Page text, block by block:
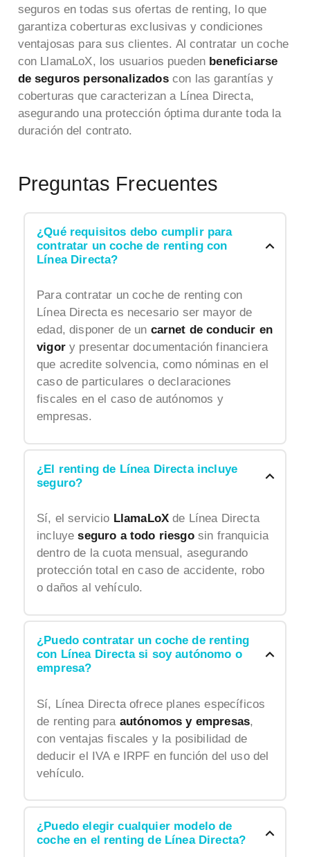
seguros en todas sus ofertas de renting, lo que
garantiza coberturas exclusivas y condiciones
ventajosas para sus clientes. Al contratar un coche
con LlamaLoX, los usuarios pueden beneficiarse
de seguros personalizados con las garantías y
coberturas que caracterizan a Línea Directa,
asegurando una protección óptima durante toda la
duración del contrato.
Preguntas Frecuentes
¿Qué requisitos debo cumplir para
contratar un coche de renting con
Línea Directa?
Para contratar un coche de renting con
Línea Directa es necesario ser mayor de
edad, disponer de un carnet de conducir en
vigory presentar documentación financiera
que acredite solvencia, como nóminas en el
caso de particulares o declaraciones
fiscales en el caso de autónomos y
empresas.
¿El renting de Línea Directa incluye
seguro?
Sí, el servicio LlamaLoX de Línea Directa
incluyeseguro a todo riesgosin franquicia
dentro de la cuota mensual, asegurando
protección total en caso de accidente, robo
o daños al vehículo.
¿Puedo contratar un coche de renting
con Línea Directa si soy autónomo o
empresa?
Sí, Línea Directa ofrece planes específicos
de renting para autónomos y empresas,
con ventajas fiscales y la posibilidad de
deducir el IVA e IRPF en función del uso del
vehículo.
¿Puedo elegir cualquier modelo de
coche en el renting de Línea Directa?